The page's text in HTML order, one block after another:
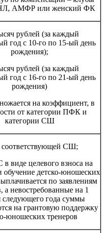
АМФР или женский ФК
рублей (за каждый
год с 10-го по 15-ый день
рождения);
рублей (за каждый
год с 16-го по 21-ый день
рождения)
на коэффициент, в
от категории ПФК и
категории СШ
соответствующей СШ;
виде целевого взноса на
обучение детско-юношеских
по заявлениям
а невостребованные на 1
следующего года суммы
на грантовую поддержку
юношеских тренеров